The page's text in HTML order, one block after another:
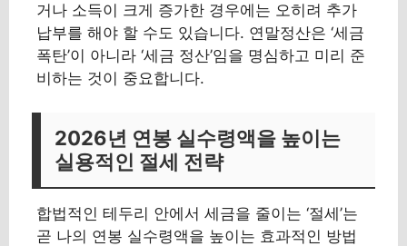
거나 소득이 크게 증가한 경우에는 오히려 추가
납부를 해야 할 수도 있습니다. 연말정산은 ‘세금
폭탄’이 아니라 ‘세금 정산’임을 명심하고 미리 준
비하는 것이 중요합니다.
2026년 연봉 실수령액을 높이는
실용적인 절세 전략
합법적인 테두리 안에서 세금을 줄이는 ‘절세’는
곧 나의 연봉 실수령액을 높이는 효과적인 방법